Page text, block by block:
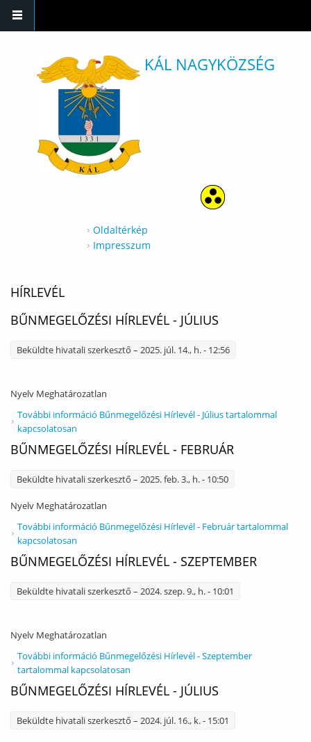
KÁL NAGYKÖZSÉG
Oldaltérkép
Impresszum
HÍRLEVÉL
BŰNMEGELŐZÉSI HÍRLEVÉL - JÚLIUS
Beküldte hivatali szerkesztő – 2025. júl. 14., h. - 12:56
Nyelv Meghatározatlan
További információ Bűnmegelőzési Hírlevél - Július tartalommal
kapcsolatosan
BŰNMEGELŐZÉSI HÍRLEVÉL - FEBRUÁR
Beküldte hivatali szerkesztő – 2025. feb. 3., h. - 10:50
Nyelv Meghatározatlan
További információ Bűnmegelőzési Hírlevél - Február tartalommal
kapcsolatosan
BŰNMEGELŐZÉSI HÍRLEVÉL - SZEPTEMBER
Beküldte hivatali szerkesztő – 2024. szep. 9., h. - 10:01
Nyelv Meghatározatlan
További információ Bűnmegelőzési Hírlevél - Szeptember
tartalommal kapcsolatosan
BŰNMEGELŐZÉSI HÍRLEVÉL - JÚLIUS
Beküldte hivatali szerkesztő – 2024. júl. 16., k. - 15:01